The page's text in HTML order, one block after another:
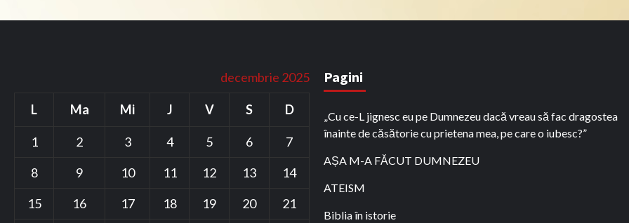
decembrie 2025
L Ma Mi J V S D
1 2 3 4 5 6
7
8
9 10 11 12 13
14
15
16 17 18 19 20
21
Pagini
„Cu ce-L jignesc eu pe Dumnezeu dacă vreau să fac dragostea
înainte de căsătorie cu prietena mea, pe care o iubesc?”
AȘA M-A FĂCUT DUMNEZEU
ATEISM
Biblia în istorie